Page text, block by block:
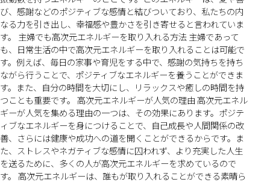
び、感謝などのポジティブな感情と結びついており、私たちの内
なる力を引き出し、幸福感や豊かさを引き寄せると言われていま
す。 主婦でも高次元エネルギーを取り入れる方法 主婦であって
も、日常生活の中で高次元エネルギーを取り入れることは可能で
す。例えば、毎日の家事や育児をする中で、感謝の気持ちを持ち
ながら行うことで、ポジティブなエネルギーを養うことができま
す。また、自分の時間を大切にし、リラックスや癒しの時間を持
つことも重要です。 高次元エネルギーが人気の理由 高次元エネル
ギーが人気を集める理由の一つは、その効果にあります。ポジテ
ィブなエネルギーを身につけることで、自己成長や人間関係の改
善、さらには健康や成功への道を開くことができるからです。ま
た、ストレスやネガティブな感情に囚われず、より充実した人生
を送るために、多くの人が高次元エネルギーを求めているので
す。 高次元エネルギーは、誰もが取り入れることができる素晴ら